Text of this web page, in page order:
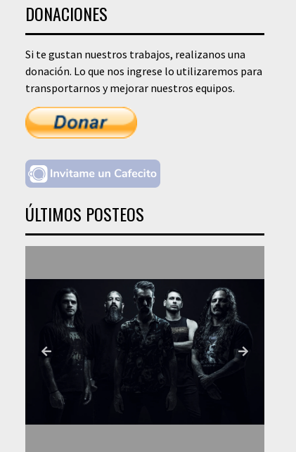
DONACIONES
Si te gustan nuestros trabajos, realizanos una
donación. Lo que nos ingrese lo utilizaremos para
transportarnos y mejorar nuestros equipos.
ÚLTIMOS POSTEOS